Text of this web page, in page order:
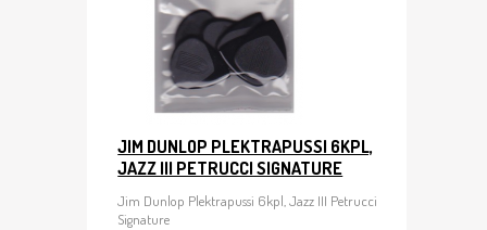
JIM DUNLOP PLEKTRAPUSSI 6KPL,
JAZZ III PETRUCCI SIGNATURE
Jim Dunlop Plektrapussi 6kpl, Jazz III Petrucci
Signature